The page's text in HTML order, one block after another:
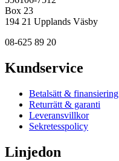
Box 23
194 21 Upplands Väsby
08-625 89 20
Kundservice
Betalsätt & finansiering
Returrätt & garanti
Leveransvillkor
Sekretesspolicy
Linjedon